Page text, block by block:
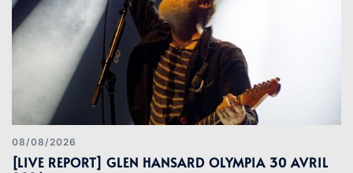
08/08/2026
[LIVE REPORT] GLEN HANSARD OLYMPIA 30 AVRIL